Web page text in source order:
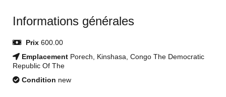
Informations générales
Prix 600.00
Emplacement Porech, Kinshasa, Congo The Democratic
Republic Of The
Condition new